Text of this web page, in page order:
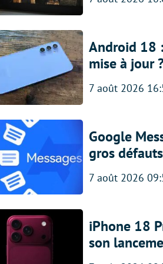
Android 18
mise à jour
7 août 2026
Google
gros défauts
7 août 2026
iPhone 18
son